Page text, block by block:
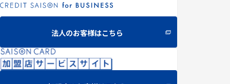
法人のお客様はこちら